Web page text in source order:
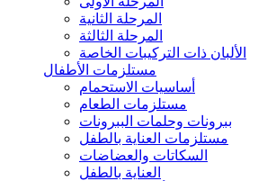
المرحلة الثانية
المرحلة الثالثة
الألبان ذات التركيبات الخاصة
مستلزمات الأطفال
أساسيات الاستحمام
مستلزمات الطعام
ببرونات وحلمات الببرونات
مستلزمات العناية بالطفل
السكاتات والعضاضات
العناية بالطفل